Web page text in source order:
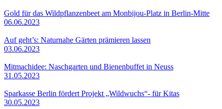
Gold für das Wildpflanzenbeet am Monbijou-Platz in Berlin-Mitte
06.06.2023
Auf geht’s: Naturnahe Gärten prämieren lassen
03.06.2023
Mitmachidee: Naschgarten und Bienenbuffet in Neuss
31.05.2023
Sparkasse Berlin fördert Projekt „Wildwuchs“- für Kitas
30.05.2023